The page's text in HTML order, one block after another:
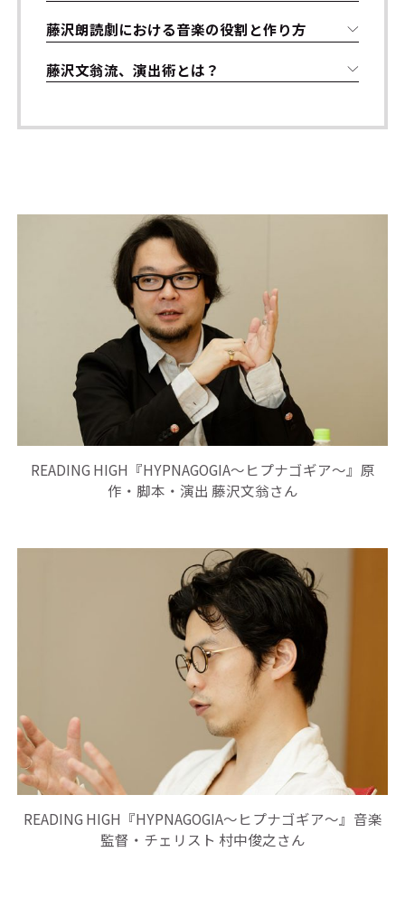
藤沢朗読劇における音楽の役割と作り方
藤沢文翁流、演出術とは？
READING HIGH『HYPNAGOGIA～ヒプナゴギア～』原
作・脚本・演出 藤沢文翁さん
READING HIGH『HYPNAGOGIA～ヒプナゴギア～』音楽
監督・チェリスト 村中俊之さん